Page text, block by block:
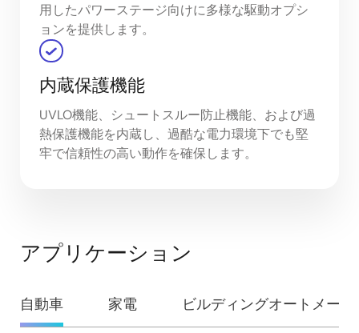
用したパワーステージ向けに多様な駆動オプシ
ョンを提供します。
内蔵保護機能
UVLO機能、シュートスルー防止機能、および過
熱保護機能を内蔵し、過酷な電力環境下でも堅
牢で信頼性の高い動作を確保します。
アプリケーション
自動車 家電 ビルディングオートメー